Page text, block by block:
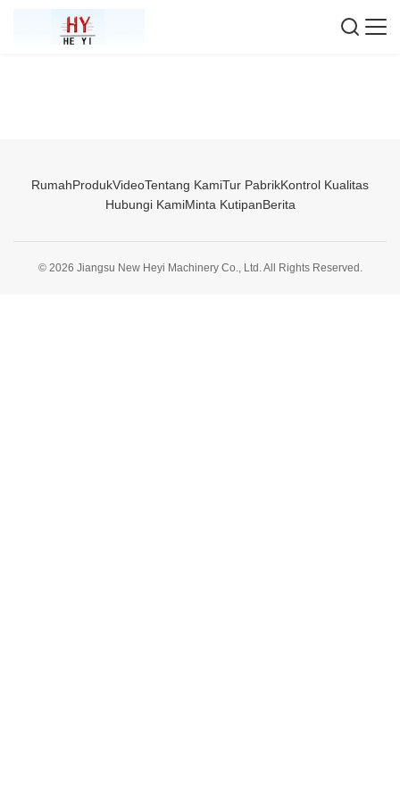
RumahProdukVideoTentang KamiTur PabrikKontrol Kualitas
Hubungi KamiMinta KutipanBerita
© 2026 Jiangsu New Heyi Machinery Co., Ltd. All Rights Reserved.